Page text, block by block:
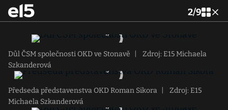
2/9
Důl ČSM společnosti OKD ve Stonavě
Zdroj: E15 Michaela
Szkanderová
Předseda představenstva OKD Roman Sikora
Zdroj: E15
Michaela Szkanderová